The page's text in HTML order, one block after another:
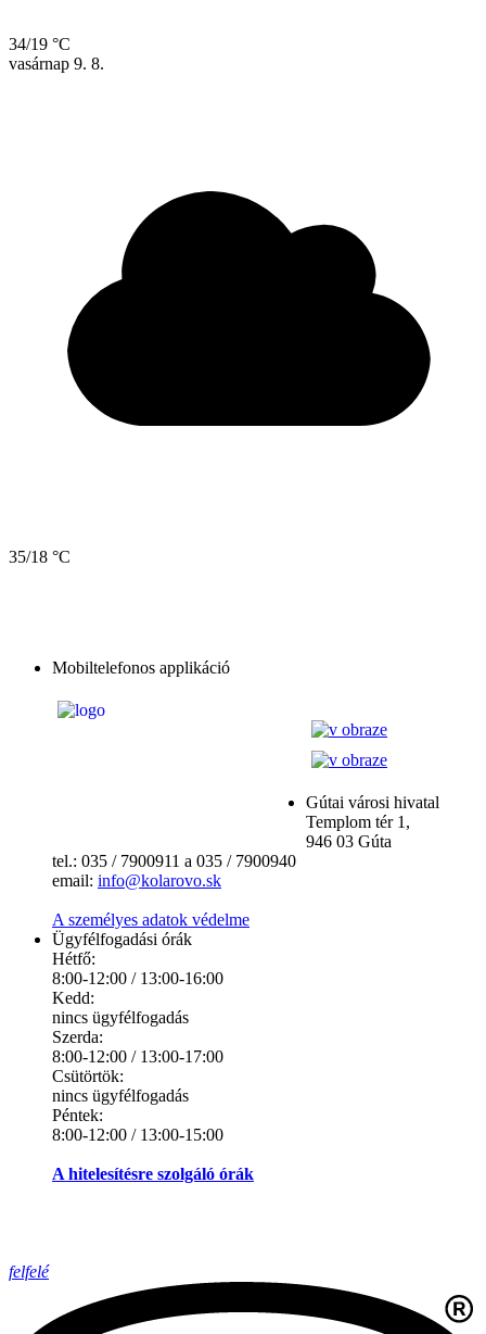
34/19 °C
vasárnap 9. 8.
35/18 °C
Mobiltelefonos applikáció
Gútai városi hivatal
Templom tér 1,
946 03 Gúta
tel.: 035 / 7900911 a 035 / 7900940
email: info@kolarovo.sk
A személyes adatok védelme
Ügyfélfogadási órák
Hétfő:
8:00-12:00 / 13:00-16:00
Kedd:
nincs ügyfélfogadás
Szerda:
8:00-12:00 / 13:00-17:00
Csütörtök:
nincs ügyfélfogadás
Péntek:
8:00-12:00 / 13:00-15:00
A hitelesítésre szolgáló órák
felfelé